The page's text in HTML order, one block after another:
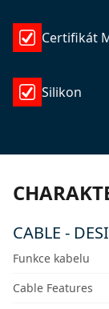
Certifikát
Silikon
CABLE -
Funkce kabelu
Cable Features